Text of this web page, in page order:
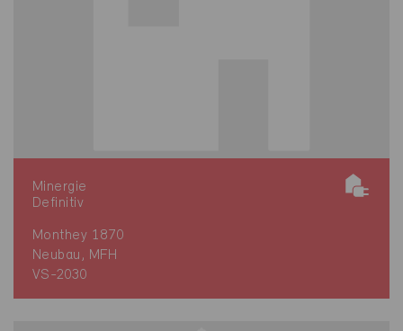
Minergie
Definitiv
Monthey 1870
Neubau, MFH
VS-2030